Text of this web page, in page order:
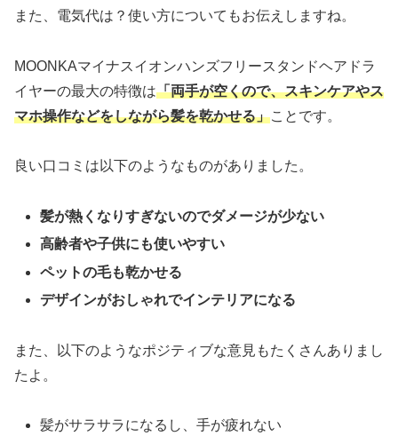
また、電気代は？使い方についてもお伝えしますね。
MOONKAマイナスイオンハンズフリースタンドヘアドラ
イヤーの最大の特徴は「両手が空くので、スキンケアやス
マホ操作などをしながら髪を乾かせる」ことです。
良い口コミは以下のようなものがありました。
髪が熱くなりすぎないのでダメージが少ない
高齢者や子供にも使いやすい
ペットの毛も乾かせる
デザインがおしゃれでインテリアになる
また、以下のようなポジティブな意見もたくさんありまし
たよ。
髪がサラサラになるし、手が疲れない